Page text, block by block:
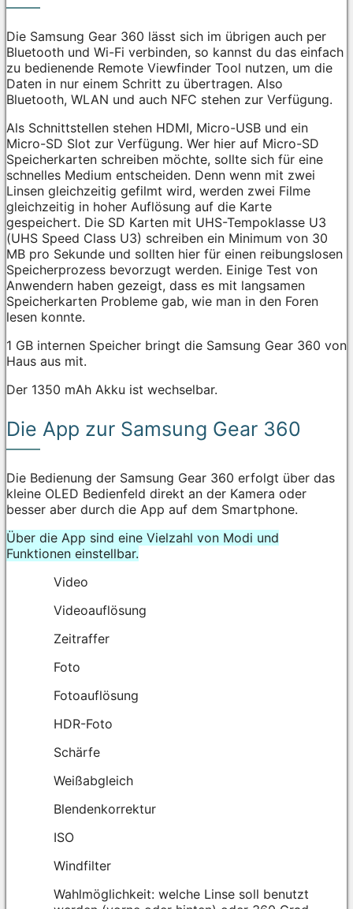
Die Samsung Gear 360 lässt sich im übrigen auch per
Bluetooth und Wi-Fi verbinden, so kannst du das einfach
zu bedienende Remote Viewfinder Tool nutzen, um die
Daten in nur einem Schritt zu übertragen. Also
Bluetooth, WLAN und auch NFC stehen zur Verfügung.
Als Schnittstellen stehen HDMI, Micro-USB und ein
Micro-SD Slot zur Verfügung. Wer hier auf Micro-SD
Speicherkarten schreiben möchte, sollte sich für eine
schnelles Medium entscheiden. Denn wenn mit zwei
Linsen gleichzeitig gefilmt wird, werden zwei Filme
gleichzeitig in hoher Auflösung auf die Karte
gespeichert. Die SD Karten mit UHS-Tempoklasse U3
(UHS Speed Class U3) schreiben ein Minimum von 30
MB pro Sekunde und sollten hier für einen reibungslosen
Speicherprozess bevorzugt werden. Einige Test von
Anwendern haben gezeigt, dass es mit langsamen
Speicherkarten Probleme gab, wie man in den Foren
lesen konnte.
1 GB internen Speicher bringt die Samsung Gear 360 von
Haus aus mit.
Der 1350 mAh Akku ist wechselbar.
Die App zur Samsung Gear 360
Die Bedienung der Samsung Gear 360 erfolgt über das
kleine OLED Bedienfeld direkt an der Kamera oder
besser aber durch die App auf dem Smartphone.
Über die App sind eine Vielzahl von Modi und
Funktionen einstellbar.
Video
Videoauflösung
Zeitraffer
Foto
Fotoauflösung
HDR-Foto
Schärfe
Weißabgleich
Blendenkorrektur
ISO
Windfilter
Wahlmöglichkeit: welche Linse soll benutzt